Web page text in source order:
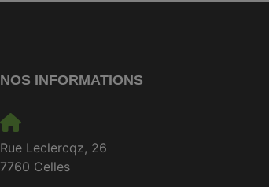
NOS INFORMATIONS
Rue Leclercqz, 26
7760 Celles